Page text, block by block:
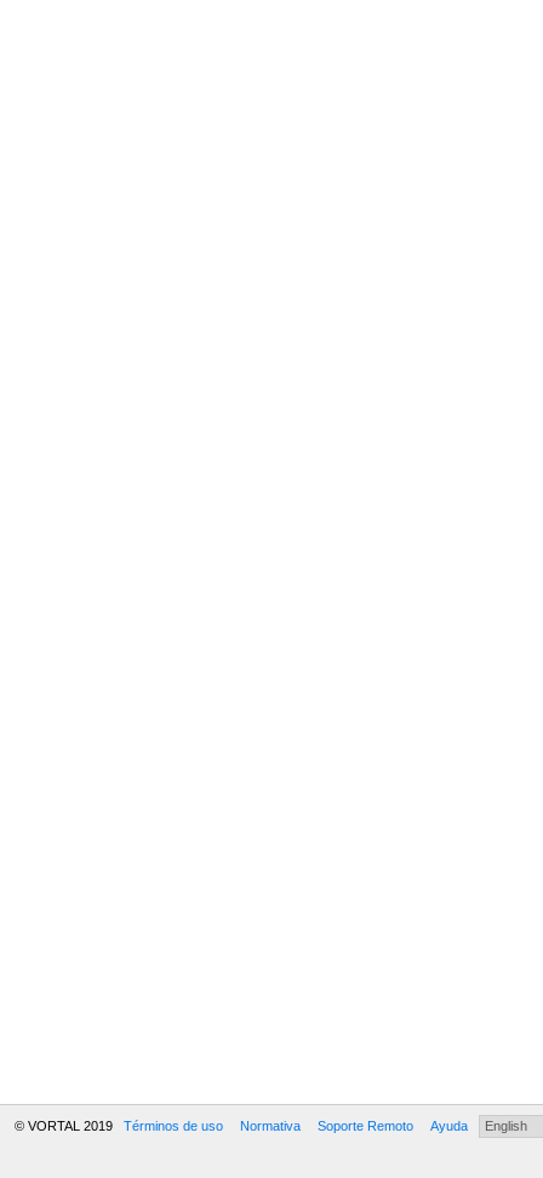
© VORTAL 2019 Términos de uso Normativa Soporte Remoto Ayuda